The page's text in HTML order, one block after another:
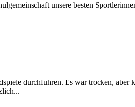
unsere besten
durchführen. Es war trocken,